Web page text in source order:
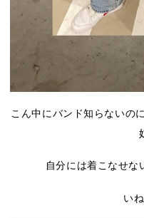
こん中にバンド知らないの
自分には着こなせな
い